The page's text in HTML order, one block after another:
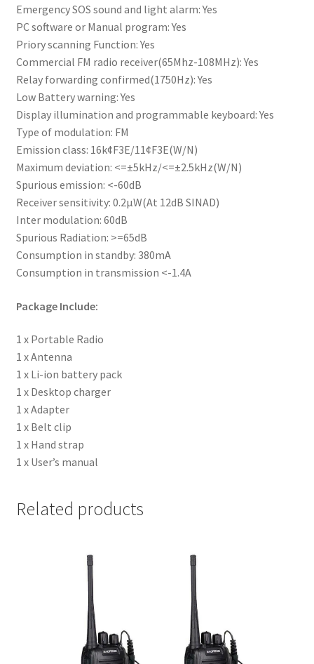
Emergency SOS sound and light alarm: Yes
PC software or Manual program: Yes
Priory scanning Function: Yes
Commercial FM radio receiver(65Mhz-108MHz): Yes
Relay forwarding confirmed(1750Hz): Yes
Low Battery warning: Yes
Display illumination and programmable keyboard: Yes
Type of modulation: FM
Emission class: 16k¢F3E/11¢F3E(W/N)
Maximum deviation: <=±5kHz/<=±2.5kHz(W/N)
Spurious emission: <-60dB
Receiver sensitivity: 0.2µW(At 12dB SINAD)
Inter modulation: 60dB
Spurious Radiation: >=65dB
Consumption in standby: 380mA
Consumption in transmission <-1.4A
Package Include:
1 x Portable Radio
1 x Antenna
1 x Li-ion battery pack
1 x Desktop charger
1 x Adapter
1 x Belt clip
1 x Hand strap
1 x User’s manual
Related products